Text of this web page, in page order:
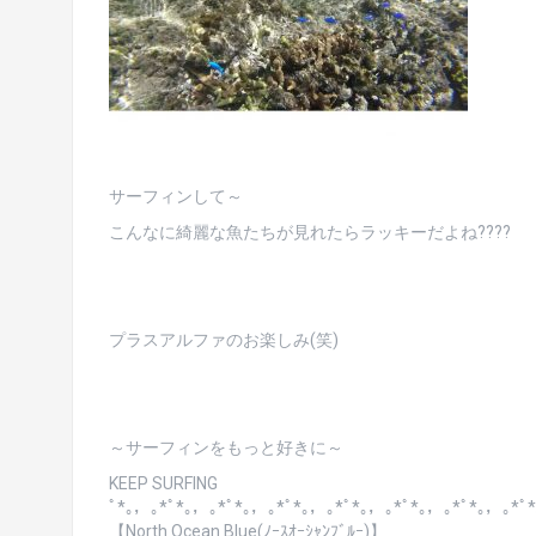
サーフィンして～
こんなに綺麗な魚たちが見れたらラッキーだよね????
プラスアルファのお楽しみ(笑)
～サーフィンをもっと好きに～
KEEP SURFING
ﾟ*｡，｡*ﾟ*｡，｡*ﾟ*｡，｡*ﾟ*｡，｡*ﾟ*｡，｡*ﾟ*｡，｡*ﾟ*｡，｡*ﾟ
【North Ocean Blue(ﾉｰｽｵｰｼｬﾝﾌﾞﾙｰ)】